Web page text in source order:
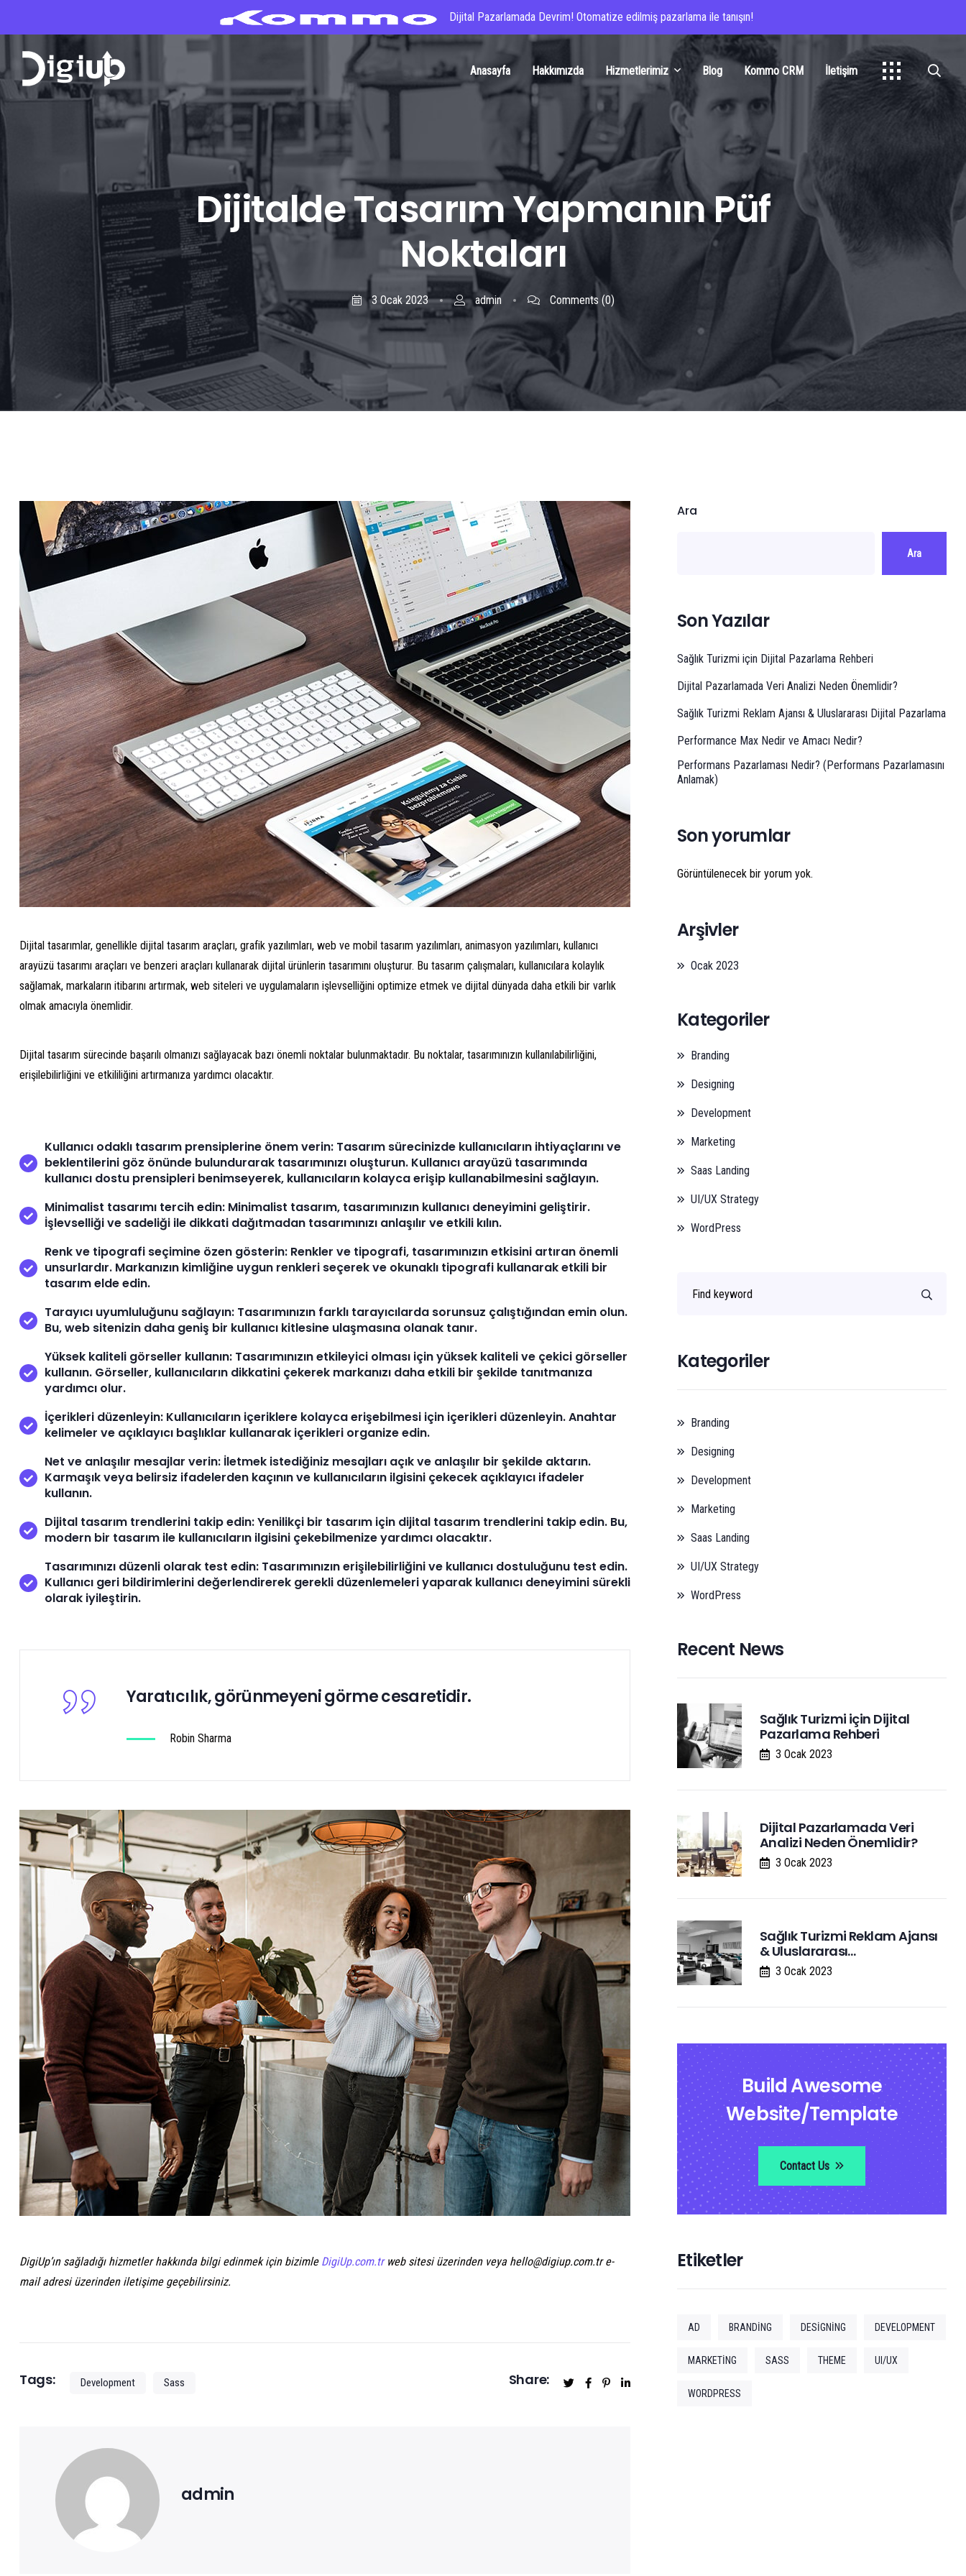
Dijital Pazarlamada Devrim! Otomatize edilmiş pazarlama ile tanışın!
Anasayfa Hakkımızda Hizmetlerimiz Blog Kommo CRM İletişim
Dijitalde Tasarım Yapmanın Püf
Noktaları
3 Ocak 2023 admin Comments (0)
Dijital tasarımlar, genellikle dijital tasarım araçları, grafik yazılımları, web ve mobil tasarım yazılımları, animasyon yazılımları, kullanıcı
arayüzü tasarımı araçları ve benzeri araçları kullanarak dijital ürünlerin tasarımını oluşturur. Bu tasarım çalışmaları, kullanıcılara kolaylık
sağlamak, markaların itibarını artırmak, web siteleri ve uygulamaların işlevselliğini optimize etmek ve dijital dünyada daha etkili bir varlık
olmak amacıyla önemlidir.
Dijital tasarım sürecinde başarılı olmanızı sağlayacak bazı önemli noktalar bulunmaktadır. Bu noktalar, tasarımınızın kullanılabilirliğini,
erişilebilirliğini ve etkililiğini artırmanıza yardımcı olacaktır.
Kullanıcı odaklı tasarım prensiplerine önem verin: Tasarım sürecinizde kullanıcıların ihtiyaçlarını ve
beklentilerini göz önünde bulundurarak tasarımınızı oluşturun. Kullanıcı arayüzü tasarımında
kullanıcı dostu prensipleri benimseyerek, kullanıcıların kolayca erişip kullanabilmesini sağlayın.
Minimalist tasarımı tercih edin: Minimalist tasarım, tasarımınızın kullanıcı deneyimini geliştirir.
İşlevselliği ve sadeliği ile dikkati dağıtmadan tasarımınızı anlaşılır ve etkili kılın.
Renk ve tipografi seçimine özen gösterin: Renkler ve tipografi, tasarımınızın etkisini artıran önemli
unsurlardır. Markanızın kimliğine uygun renkleri seçerek ve okunaklı tipografi kullanarak etkili bir
tasarım elde edin.
Tarayıcı uyumluluğunu sağlayın: Tasarımınızın farklı tarayıcılarda sorunsuz çalıştığından emin olun.
Bu, web sitenizin daha geniş bir kullanıcı kitlesine ulaşmasına olanak tanır.
Yüksek kaliteli görseller kullanın: Tasarımınızın etkileyici olması için yüksek kaliteli ve çekici görseller
kullanın. Görseller, kullanıcıların dikkatini çekerek markanızı daha etkili bir şekilde tanıtmanıza
yardımcı olur.
İçerikleri düzenleyin: Kullanıcıların içeriklere kolayca erişebilmesi için içerikleri düzenleyin. Anahtar
kelimeler ve açıklayıcı başlıklar kullanarak içerikleri organize edin.
Net ve anlaşılır mesajlar verin: İletmek istediğiniz mesajları açık ve anlaşılır bir şekilde aktarın.
Karmaşık veya belirsiz ifadelerden kaçının ve kullanıcıların ilgisini çekecek açıklayıcı ifadeler
kullanın.
Dijital tasarım trendlerini takip edin: Yenilikçi bir tasarım için dijital tasarım trendlerini takip edin. Bu,
modern bir tasarım ile kullanıcıların ilgisini çekebilmenize yardımcı olacaktır.
Tasarımınızı düzenli olarak test edin: Tasarımınızın erişilebilirliğini ve kullanıcı dostuluğunu test edin.
Kullanıcı geri bildirimlerini değerlendirerek gerekli düzenlemeleri yaparak kullanıcı deneyimini sürekli
olarak iyileştirin.
Yaratıcılık, görünmeyeni görme cesaretidir.
Robin Sharma
DigiUp’ın sağladığı hizmetler hakkında bilgi edinmek için bizimle DigiUp.com.trweb sitesi üzerinden veya hello@digiup.com.tr e-
mail adresi üzerinden iletişime geçebilirsiniz.
Tags: Development Sass Share:
admin
Ara
Ara
Son Yazılar
Sağlık Turizmi için Dijital Pazarlama Rehberi
Dijital Pazarlamada Veri Analizi Neden Önemlidir?
Sağlık Turizmi Reklam Ajansı & Uluslararası Dijital Pazarlama
Performance Max Nedir ve Amacı Nedir?
Performans Pazarlaması Nedir? (Performans Pazarlamasını
Anlamak)
Son yorumlar
Görüntülenecek bir yorum yok.
Arşivler
Ocak 2023
Kategoriler
Branding
Designing
Development
Marketing
Saas Landing
UI/UX Strategy
WordPress
Kategoriler
Branding
Designing
Development
Marketing
Saas Landing
UI/UX Strategy
WordPress
Recent News
Sağlık Turizmi için Dijital
Pazarlama Rehberi
3 Ocak 2023
Dijital Pazarlamada Veri
Analizi Neden Önemlidir?
3 Ocak 2023
Sağlık Turizmi Reklam Ajansı
& Uluslararası…
3 Ocak 2023
Build Awesome
Website/Template
Contact Us
Etiketler
AD BRANDING DESIGNING DEVELOPMENT
MARKETING SASS THEME UI/UX
WORDPRESS